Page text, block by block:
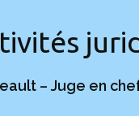
– Juge en